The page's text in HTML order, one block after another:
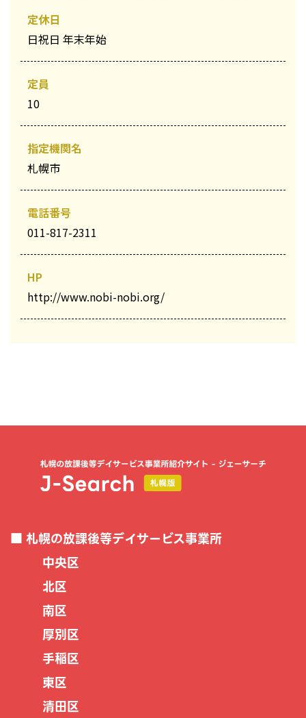
定休日
日祝日 年末年始
定員
10
指定機関名
札幌市
電話番号
011-817-2311
HP
http://www.nobi-nobi.org/
札幌の放課後等デイサービス事業所
中央区
北区
南区
厚別区
手稲区
東区
清田区